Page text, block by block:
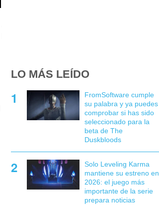
LO MÁS LEÍDO
FromSoftware cumple
su palabra y ya puedes
comprobar si has sido
seleccionado para la
beta de The
Duskbloods
Solo Leveling Karma
mantiene su estreno en
2026: el juego más
importante de la serie
prepara noticias